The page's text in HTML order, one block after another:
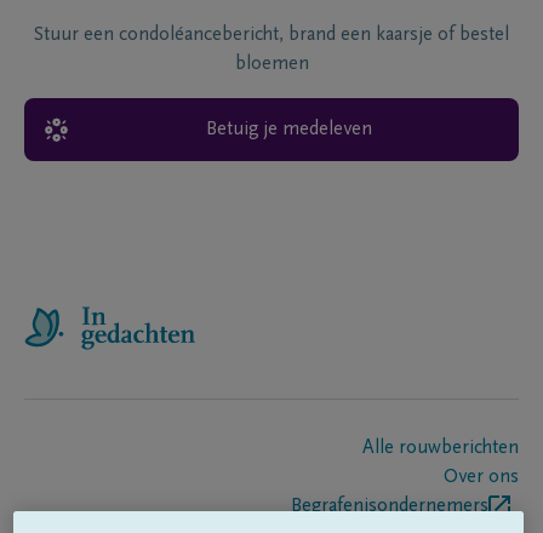
Stuur een condoléancebericht, brand een kaarsje of bestel
bloemen
Betuig je medeleven
Alle rouwberichten
Over ons
Begrafenisondernemers